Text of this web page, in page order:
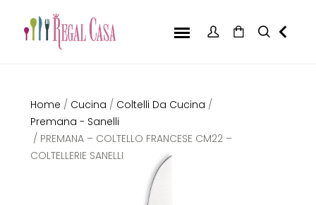
Home / Cucina / Coltelli Da Cucina /
Premana - Sanelli
/ PREMANA – COLTELLO FRANCESE CM22 –
COLTELLERIE SANELLI